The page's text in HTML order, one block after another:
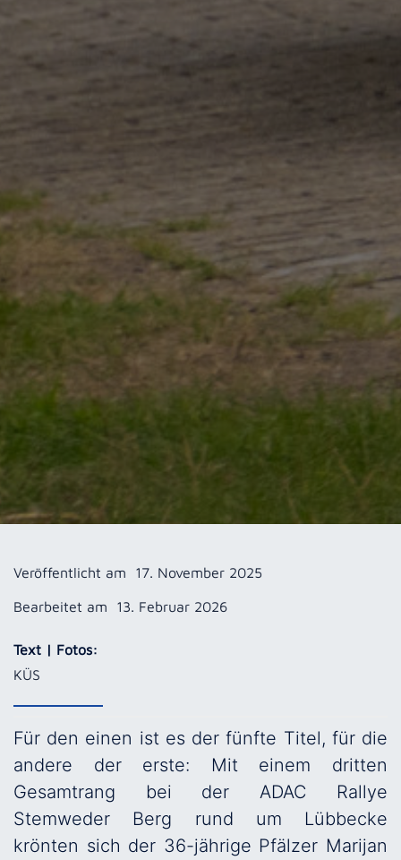
Für den einen ist es der fünfte Titel, für die
andere der erste: Mit einem dritten
Gesamtrang bei der ADAC Rallye
Stemweder Berg rund um Lübbecke
krönten sich der 36-jährige Pfälzer Marijan
Veröffentlicht am 17. November 2025
Bearbeitet am 13. Februar 2026
Text | Fotos:
KÜS